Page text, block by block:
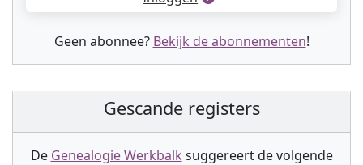
Geen abonnee? Bekijk de abonnementen!
Gescande registers
De Genealogie Werkbalk suggereert de volgende